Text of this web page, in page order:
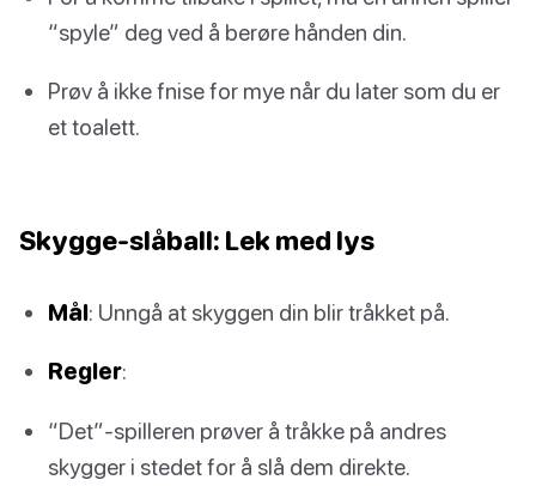
“spyle” deg ved å berøre hånden din.
Prøv å ikke fnise for mye når du later som du er
et toalett.
Skygge-slåball: Lek med lys
Mål: Unngå at skyggen din blir tråkket på.
Regler:
“Det”-spilleren prøver å tråkke på andres
skygger i stedet for å slå dem direkte.